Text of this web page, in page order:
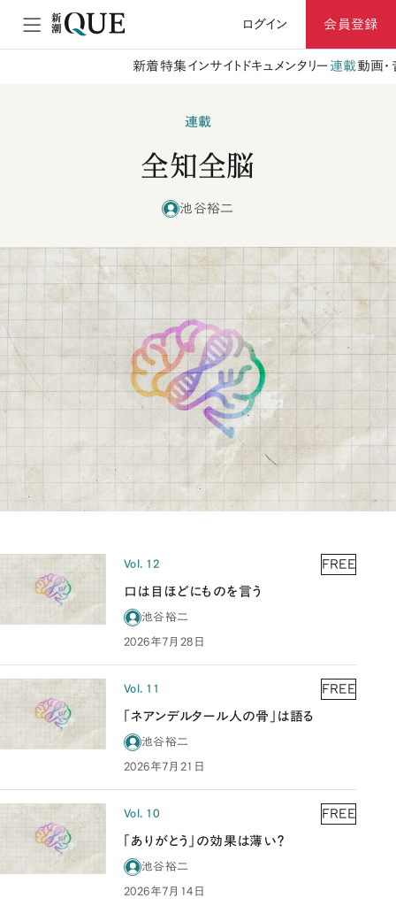
ログイン 会員登録
新着特集 インサイト ドキュメンタリー 連載動画
連載
全知全脳
池谷裕二
Vol. 12 FREE
口は目ほどにものを言う
池谷裕二
2026年7月28日
Vol. 11 FREE
「ネアンデルタール人の骨」は語る
池谷裕二
2026年7月21日
Vol. 10 FREE
「ありがとう」の効果は薄い？
池谷裕二
2026年7月14日